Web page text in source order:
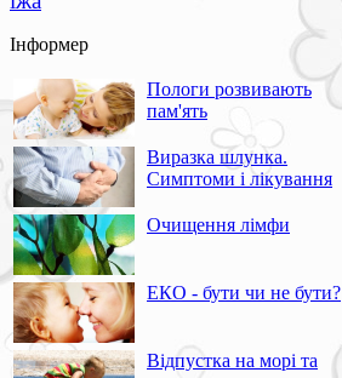
Інформер
Пологи розвивають
пам'ять
Виразка шлунка.
Симптоми і лікування
Очищення лімфи
ЕКО - бути чи не бути?
Відпустка на морі та